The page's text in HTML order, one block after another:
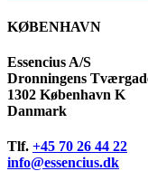
KØBENHAVN
Essencius A/S
Dronningens
1302 København K
Danmark
Tlf. +45 70 26 44 22
info@essencius.dk